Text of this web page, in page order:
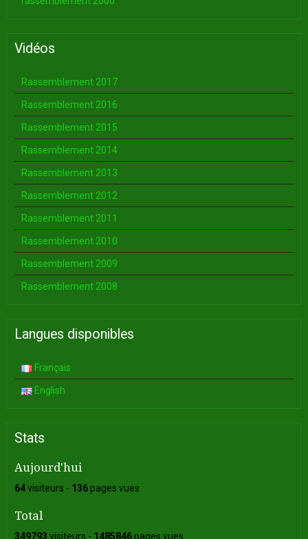
Vidéos
Rassemblement 2017
Rassemblement 2016
Rassemblement 2015
Rassemblement 2014
Rassemblement 2013
Rassemblement 2012
Rassemblement 2011
Rassemblement 2010
Rassemblement 2009
Rassemblement 2008
Langues disponibles
Français
English
Stats
Aujourd'hui
64visiteurs - 136pages vues
Total
349793 visiteurs - 1485846pages vues